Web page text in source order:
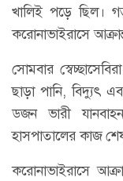
খালিই পড়ে ছিল।
করোনাভাইরাসে
সোমবার
ছাড়া পানি, বিদ্যুৎ
ডজন ভারী
হাসপাতালের কাজ
করোনাভাইরাসে